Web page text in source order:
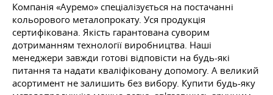
Компанія «Ауремо» спеціалізується на постачанні
кольорового металопрокату. Уся продукція
сертифікована. Якість гарантована суворим
дотриманням технології виробництва. Наші
менеджери завжди готові відповісти на будь-які
питання та надати кваліфіковану допомогу. А великий
асортимент не залишить без вибору. Купити будь-яку